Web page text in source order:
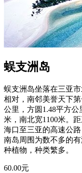
蜈支洲岛
蜈支洲岛坐落在三亚
相对，南邻美誉天下
公里，方圆1.48平方
米，南北宽1100米。
海口至三亚的高速公
南岛周围为数不多的
种植物，种类繁多。
60.00元